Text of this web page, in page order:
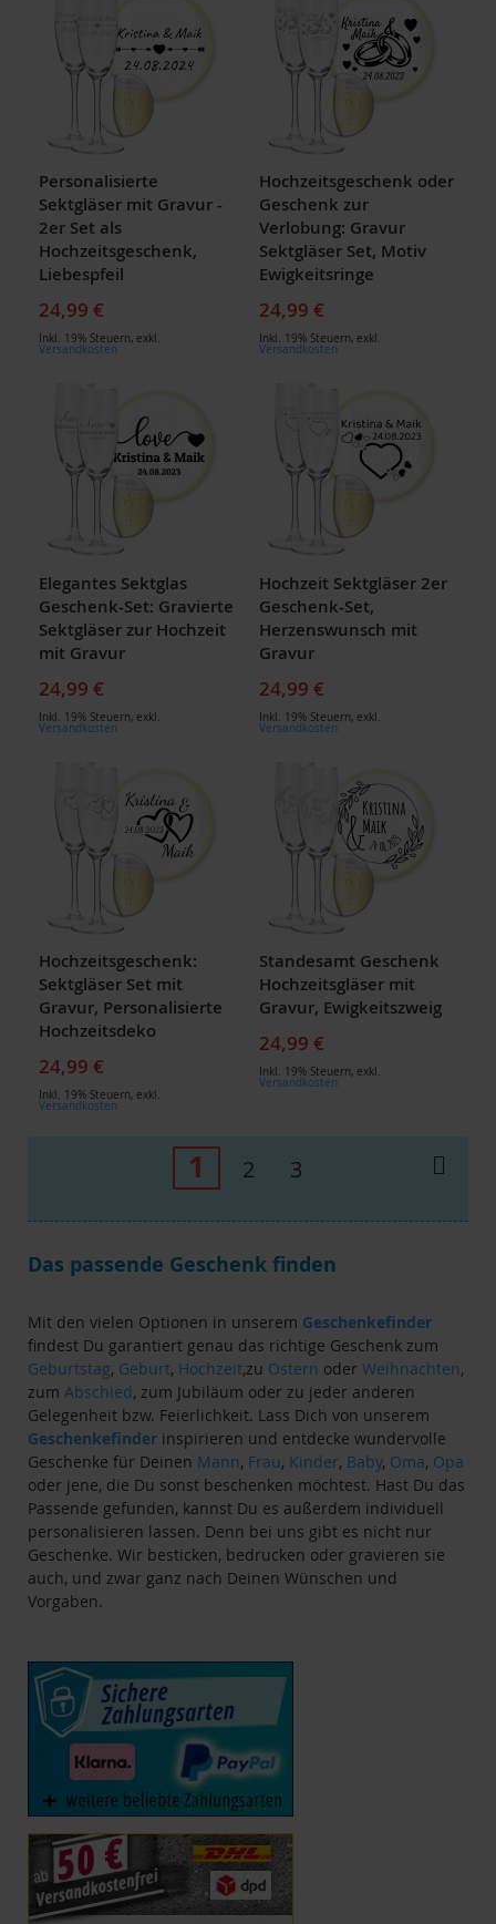
Personalisierte
Sektgläser mit Gravur -
2er Set als
Hochzeitsgeschenk,
Liebespfeil
24,99 €
Inkl. 19% Steuern, exkl.
Versandkosten
Hochzeitsgeschenk oder
Geschenk zur
Verlobung: Gravur
Sektgläser Set, Motiv
Ewigkeitsringe
24,99 €
Inkl. 19% Steuern, exkl.
Versandkosten
Elegantes Sektglas
Geschenk-Set: Gravierte
Sektgläser zur Hochzeit
mit Gravur
24,99 €
Inkl. 19% Steuern, exkl.
Versandkosten
Hochzeit Sektgläser 2er
Geschenk-Set,
Herzenswunsch mit
Gravur
24,99 €
Inkl. 19% Steuern, exkl.
Versandkosten
Hochzeitsgeschenk:
Sektgläser Set mit
Gravur, Personalisierte
Hochzeitsdeko
24,99 €
Inkl. 19% Steuern, exkl.
Versandkosten
Standesamt Geschenk
Hochzeitsgläser mit
Gravur, Ewigkeitszweig
24,99 €
Inkl. 19% Steuern, exkl.
Versandkosten
Sie
lesen
die
Seite
1 Seite
2 Seite
3
Das passende Geschenk finden
Mit den vielen Optionen in unserem Geschenkefinder
findest Du garantiert genau das richtige Geschenk zum
Geburtstag, Geburt, Hochzeit,zu Ostern oder Weihnachten,
zum Abschied, zum Jubiläum oder zu jeder anderen
Gelegenheit bzw. Feierlichkeit. Lass Dich von unserem
Geschenkefinder inspirieren und entdecke wundervolle
Geschenke für Deinen Mann, Frau, Kinder, Baby, Oma, Opa
oder jene, die Du sonst beschenken möchtest. Hast Du das
Passende gefunden, kannst Du es außerdem individuell
personalisieren lassen. Denn bei uns gibt es nicht nur
Geschenke. Wir besticken, bedrucken oder gravieren sie
auch, und zwar ganz nach Deinen Wünschen und
Vorgaben.